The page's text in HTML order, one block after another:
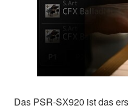
Das PSR-SX920 ist das